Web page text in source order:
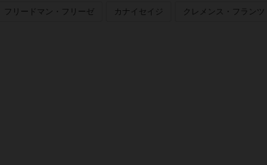
フリードマン・フリーゼ カナイセイジ クレメンス・フランツ